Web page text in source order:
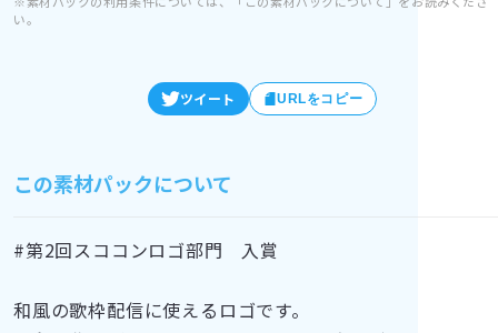
い。
ツイート URLをコピー
この素材パックについて
#第2回スココンロゴ部門　入賞
和風の歌枠配信に使えるロゴです。